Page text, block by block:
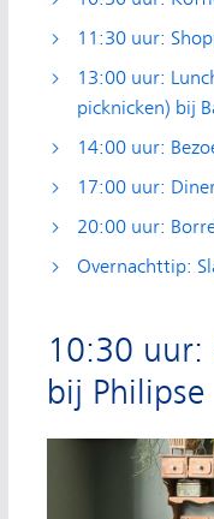
11:30 uur:
13:00 uur:
picknicken) bij
14:00 uur:
17:00 uur:
20:00 uur:
Overnachttip:
10:30
bij Philipse